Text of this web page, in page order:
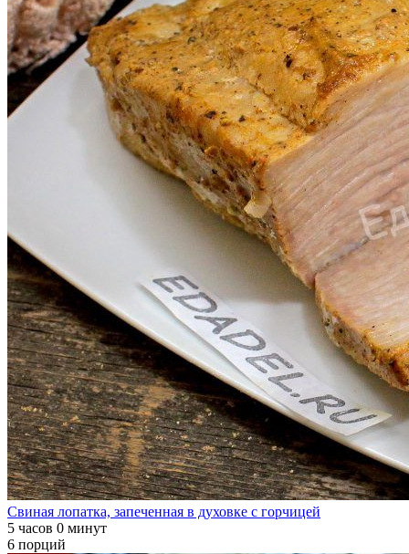
Свиная лопатка, запеченная в духовке с горчицей
5 часов 0 минут
6 порций